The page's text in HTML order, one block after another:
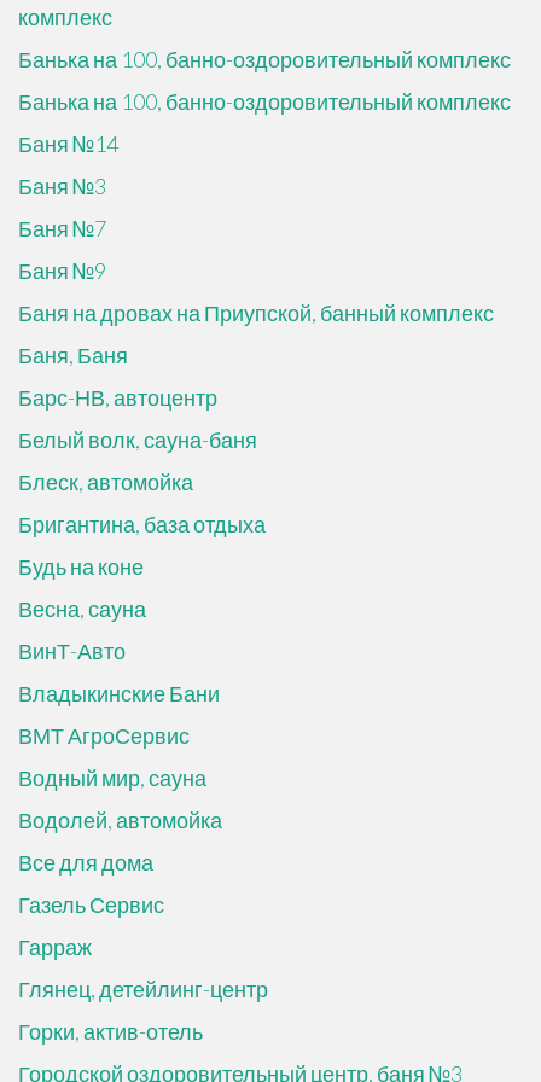
комплекс
Банька на 100, банно-оздоровительный комплекс
Банька на 100, банно-оздоровительный комплекс
Баня №14
Баня №3
Баня №7
Баня №9
Баня на дровах на Приупской, банный комплекс
Баня, Баня
Барс-НВ, автоцентр
Белый волк, сауна-баня
Блеск, автомойка
Бригантина, база отдыха
Будь на коне
Весна, сауна
ВинТ-Авто
Владыкинские Бани
ВМТ АгроСервис
Водный мир, сауна
Водолей, автомойка
Все для дома
Газель Сервис
Гарраж
Глянец, детейлинг-центр
Горки, актив-отель
Городской оздоровительный центр, баня №3